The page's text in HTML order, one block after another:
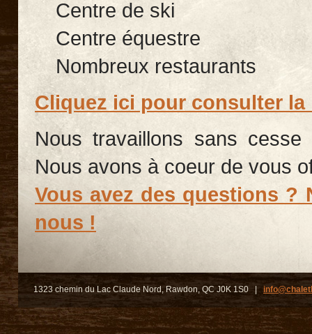
Centre de ski
Centre équestre
Nombreux restaurants
Cliquez ici pour consulter la
Nous travaillons sans
Nous avons à coeur de vous
Vous avez des questions ?
nous !
1323 chemin du Lac Claude Nord, Rawdon, QC J0K 1S0 |